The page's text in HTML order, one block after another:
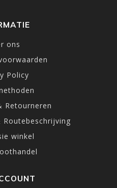
ons
Policy
Retourneren
winkel